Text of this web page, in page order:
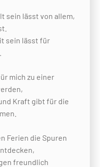
sein lässt von allem,
sein lässt für
mich zu einer
Kraft gibt für die
Ferien die Spuren
freundlich